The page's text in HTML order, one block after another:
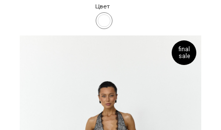
Цвет
final
sale